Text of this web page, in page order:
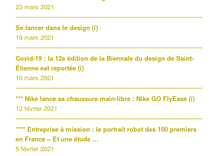
23 mars 2021
Se lancer dans le design (i)
19 mars 2021
Covid-19 : la 12e édition de la Biennale du design de Saint-
Étienne est reportée (i)
10 mars 2021
*** Nike lance sa chaussure main-libre : Nike GO FlyEase (i)
12 février 2021
**** Entreprise à mission : le portrait robot des 100 premiers
en France – Et une étude …
5 février 2021